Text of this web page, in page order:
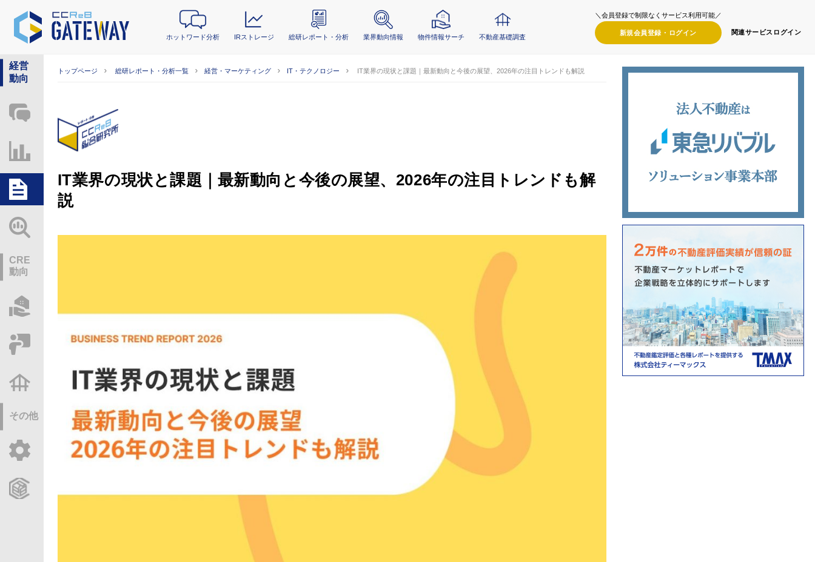
ホットワード分析 IRストレージ 総研レポート・分析 業界動向情報 物件情報サーチ 不動産基礎調査
＼会員登録で制限なくサービス利用可能／
新規会員登録・ ログイン 関連サービス ログイン
経営
動向
ホットワード分析
IRストレージ
総研レポート・分析
CRE
動向
セミナー・研修
不動産基礎調査
その他
ご利用ガイド
トップページ 総研レポート・分析一覧 経営・マーケティング IT・テクノロジー IT業界の現状と課題｜最新動向と今後の展望、2026年の注目トレンドも解説
IT業界の現状と課題｜最新動向と今後の展望、2026年の注目トレンドも解
説